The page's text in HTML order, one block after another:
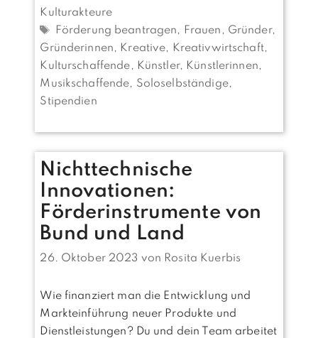
Kulturakteure
Schlagwörter
Förderung beantragen, Frauen , Gründer,
Gründerinnen, Kreative, Kreativwirtschaft,
Kulturschaffende, Künstler, Künstlerinnen,
Musikschaffende, Soloselbständige,
Stipendien
Nichttechnische
Innovationen:
Förderinstrumente von
Bund und Land
26. Oktober 2023 von Rosita Kuerbis
Wie finanziert man die Entwicklung und
Markteinführung neuer Produkte und
Dienstleistungen? Du und dein Team arbeitet